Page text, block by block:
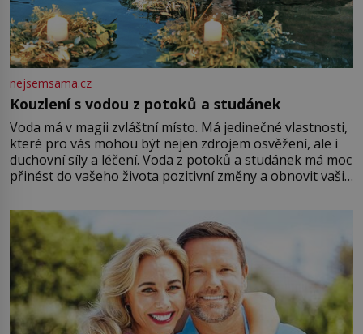
nejsemsama.cz
Kouzlení s vodou z potoků a studánek
Voda má v magii zvláštní místo. Má jedinečné vlastnosti,
které pro vás mohou být nejen zdrojem osvěžení, ale i
duchovní síly a léčení. Voda z potoků a studánek má moc
přinést do vašeho života pozitivní změny a obnovit vaši
můžete obohatit své rituály a přinést do svého života
větší harmonii a klid. Je důležité